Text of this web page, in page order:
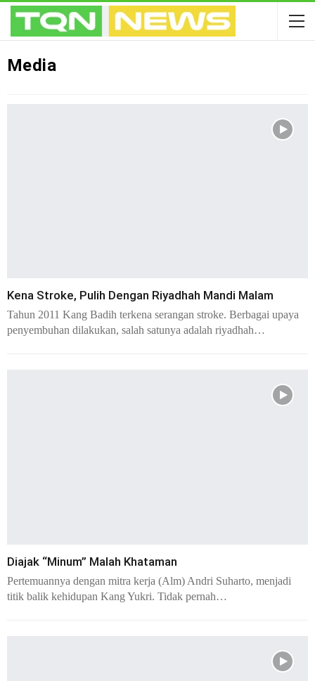
Media
Kena Stroke, Pulih Dengan Riyadhah Mandi Malam
Tahun 2011 Kang Badih terkena serangan stroke. Berbagai upaya
penyembuhan dilakukan, salah satunya adalah riyadhah…
Diajak “Minum” Malah Khataman
Pertemuannya dengan mitra kerja (Alm) Andri Suharto, menjadi
titik balik kehidupan Kang Yukri. Tidak pernah…